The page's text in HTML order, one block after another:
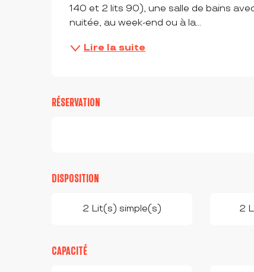
140 et 2 lits 90), une salle de bains
nuitée, au week-end ou à la...
Lire la suite
RÉSERVATION
DISPOSITION
2 Lit(s) simple(s) 2
CAPACITÉ